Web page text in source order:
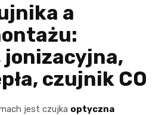
a
czujnik CO
jest czujka optyczna